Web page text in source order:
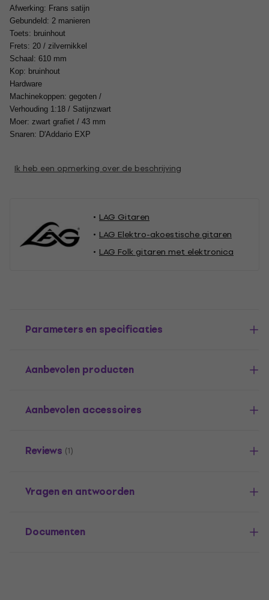
Afwerking: Frans satijn
Gebundeld: 2 manieren
Toets: bruinhout
Frets: 20 / zilvernikkel
Schaal: 610 mm
Kop: bruinhout
Hardware
Machinekoppen: gegoten /
Verhouding 1:18 / Satijnzwart
Moer: zwart grafiet / 43 mm
Snaren: D'Addario EXP
Ik heb een opmerking over de beschrijving
LAG Gitaren
LAG Elektro-akoestische gitaren
LAG Folk gitaren met elektronica
Parameters en specificaties
Aanbevolen producten
Aanbevolen accessoires
Reviews (1)
Vragen en antwoorden
Documenten